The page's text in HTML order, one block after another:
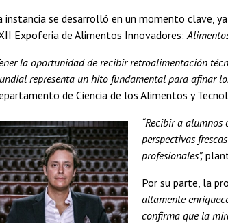
instancia se desarrolló en un momento clave,
Expoferia de Alimentos Innovadores:
la oportunidad de recibir retroalimentación
representa un hito fundamental para afinar
de Ciencia de los Alimentos y
“Recibir a
perspectivas
profesionales”,
Por su parte, la
altamente
confirma que la